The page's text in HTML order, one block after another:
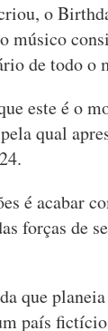
o
de todo o
este é o
qual
é acabar
forças de
que planeia
país